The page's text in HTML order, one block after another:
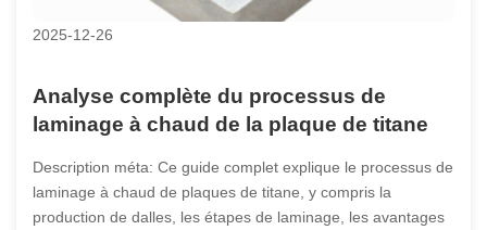
2025-12-26
Analyse complète du processus de
laminage à chaud de la plaque de titane
Description méta: Ce guide complet explique le processus de
laminage à chaud de plaques de titane, y compris la
production de dalles, les étapes de laminage, les avantages